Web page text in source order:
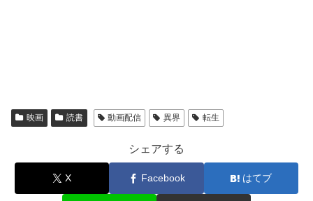
映画 読書 動画配信 異界 転生
シェアする
X Facebook はてブ